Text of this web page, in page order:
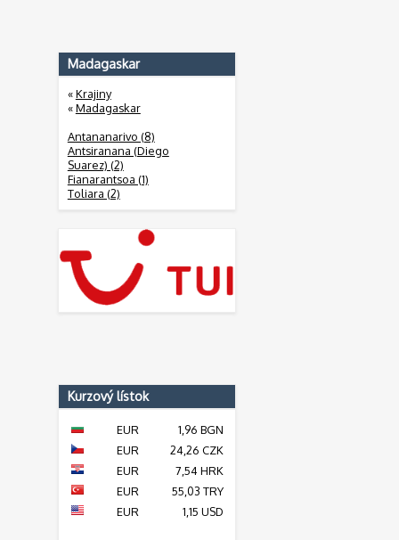
Madagaskar
«Krajiny
«Madagaskar
Antananarivo (8)
Antsiranana (Diego
Suarez) (2)
Fianarantsoa (1)
Toliara (2)
Kurzový lístok
EUR
1,96 BGN
EUR
24,26 CZK
EUR
7,54 HRK
EUR
55,03 TRY
EUR
1,15 USD